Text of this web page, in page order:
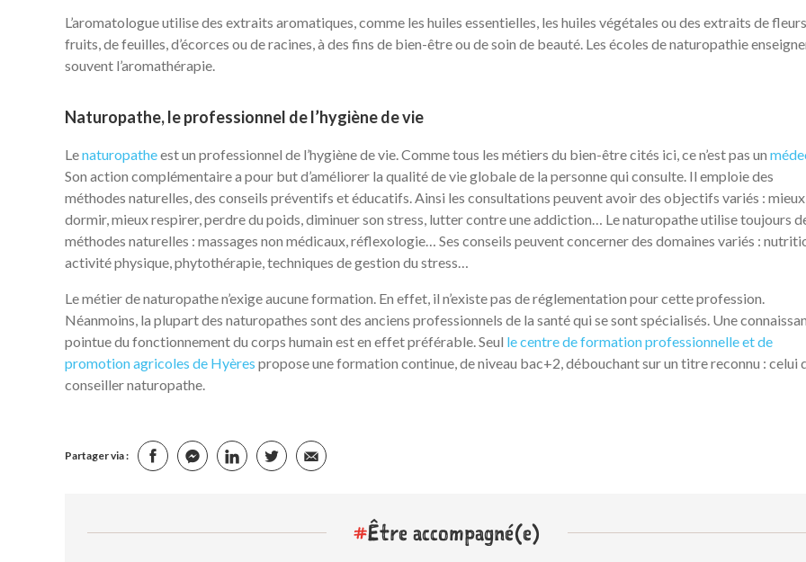
L’aromatologue utilise des extraits aromatiques, comme les huiles essentielles, les huiles végétales ou des extraits de
fruits, de feuilles, d’écorces ou de racines, à des fins de bien-être ou de soin de beauté. Les écoles de naturopathie
souvent l’aromathérapie.
Naturopathe, le professionnel de l’hygiène de vie
Lenaturopatheest un professionnel de l’hygiène de vie. Comme tous les métiers du bien-être cités ici, ce n’est pas un
Son action complémentaire a pour but d’améliorer la qualité de vie globale de la personne qui consulte. Il emploie des
méthodes naturelles, des conseils préventifs et éducatifs. Ainsi les consultations peuvent avoir des objectifs variés : mieux
dormir, mieux respirer, perdre du poids, diminuer son stress, lutter contre une addiction… Le naturopathe utilise toujours
méthodes naturelles : massages non médicaux, réflexologie… Ses conseils peuvent concerner des domaines variés :
activité physique, phytothérapie, techniques de gestion du stress…
Le métier de naturopathe n’exige aucune formation. En effet, il n’existe pas de réglementation pour cette profession.
Néanmoins, la plupart des naturopathes sont des anciens professionnels de la santé qui se sont spécialisés. Une
pointue du fonctionnement du corps humain est en effet préférable. Seul le centre de formation professionnelle et de
promotion agricoles de Hyères propose une formation continue, de niveau bac+2, débouchant sur un titre reconnu : celui
conseiller naturopathe.
Partager via :
#Être accompagné(e)